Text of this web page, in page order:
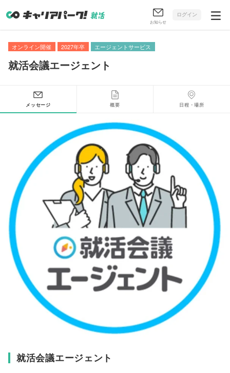
お知らせ
ログイン
オンライン開催 2027年卒 エージェントサービス
就活会議エージェント
メッセージ 概要 日程・場所
就活会議エージェント